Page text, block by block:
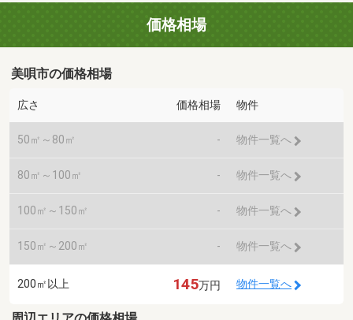
価格相場
美唄市の価格相場
広さ 価格相場 物件
50㎡～80㎡ - 物件一覧へ
80㎡～100㎡ - 物件一覧へ
100㎡～150㎡ - 物件一覧へ
150㎡～200㎡ - 物件一覧へ
200㎡以上 145万円 物件一覧へ